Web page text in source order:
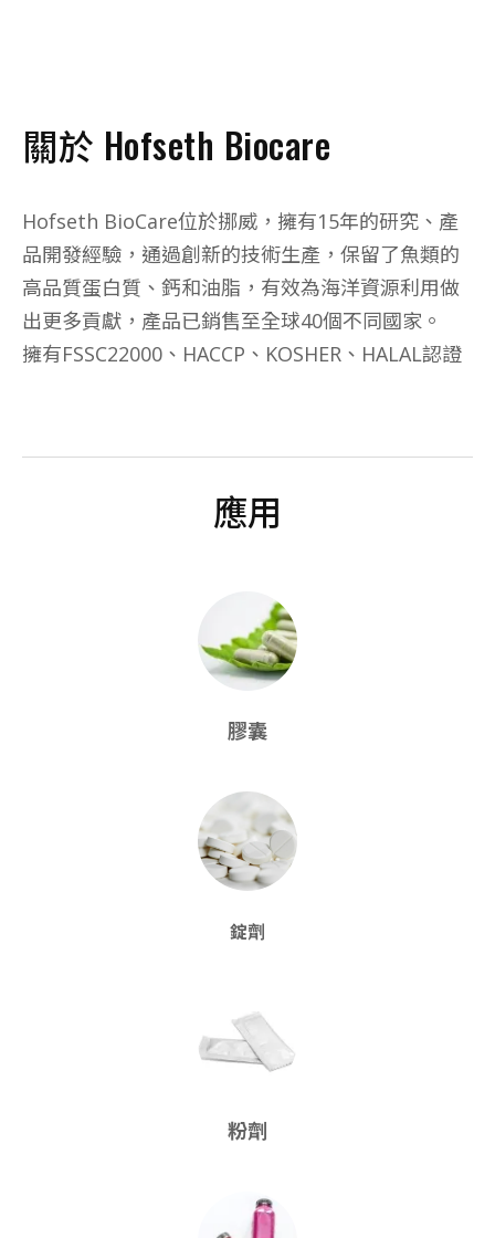
關於 Hofseth Biocare
Hofseth BioCare位於挪威，擁有15年的研究、產
品開發經驗，通過創新的技術生產，保留了魚類的
高品質蛋白質、鈣和油脂，有效為海洋資源利用做
出更多貢獻，產品已銷售至全球40個不同國家。
擁有FSSC22000、HACCP、KOSHER、HALAL認證
應用
膠囊
錠劑
粉劑